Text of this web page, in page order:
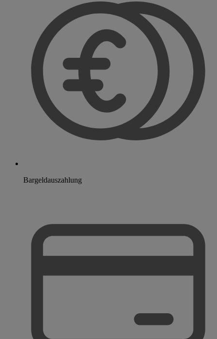
Bargeldauszahlung